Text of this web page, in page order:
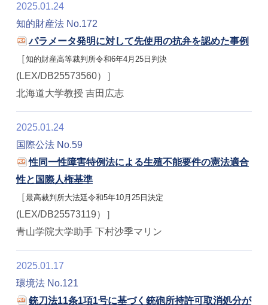
2025.01.24
知的財産法 No.172
パラメータ発明に対して先使用の抗弁を認めた事例
［知的財産高等裁判所令和6年4月25日判決
(LEX/DB25573560）］
北海道大学教授 吉田広志
2025.01.24
国際公法 No.59
性同一性障害特例法による生殖不能要件の憲法適合
性と国際人権基準
［最高裁判所大法廷令和5年10月25日決定
(LEX/DB25573119）］
青山学院大学助手 下村沙季マリン
2025.01.17
環境法 No.121
銃刀法11条1項1号に基づく銃砲所持許可取消処分が